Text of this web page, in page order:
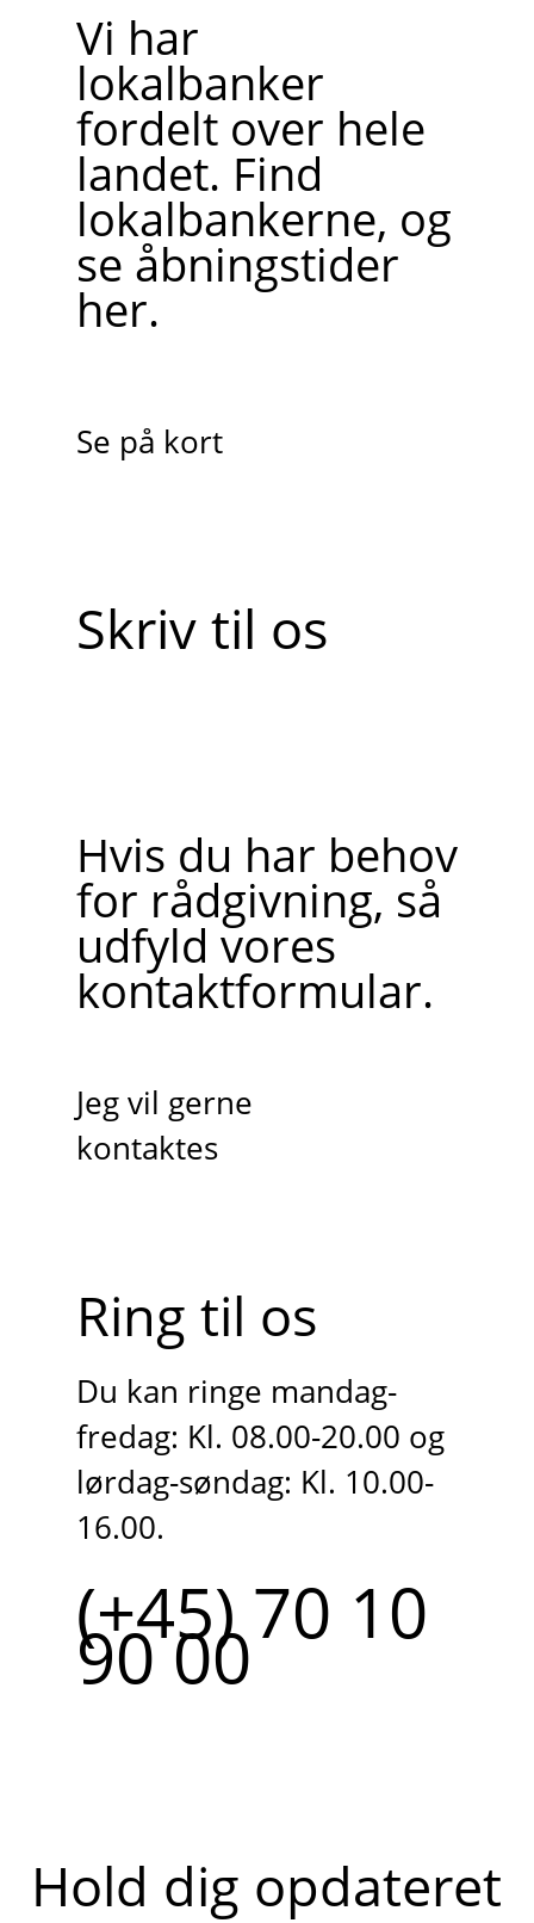
Vi har
lokalbanker
fordelt over hele
landet. Find
lokalbankerne, og
se åbningstider
her.
Se på kort
Skriv til os
Hvis du har behov
for rådgivning, så
udfyld vores
kontaktformular.
Jeg vil gerne
kontaktes
Ring til os
Du kan ringe mandag-
fredag: Kl. 08.00-20.00 og
lørdag-søndag: Kl. 10.00-
16.00.
(+45) 70 10
90 00
Hold dig opdateret